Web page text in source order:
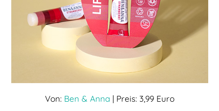
Von:Ben & Anna | Preis: 3,99 Euro